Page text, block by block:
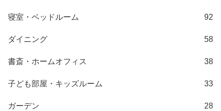
寝室・ベッドルーム 92
ダイニング 58
書斎・ホームオフィス 38
子ども部屋・キッズルーム 33
ガーデン 28